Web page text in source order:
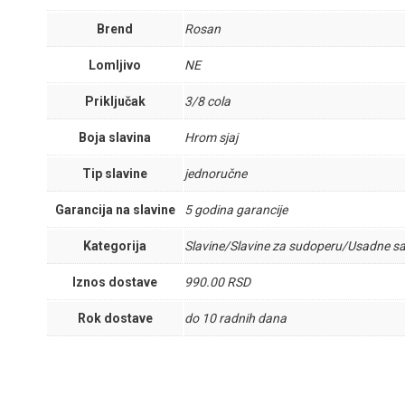
Brend Rosan
Lomljivo NE
Priključak 3/8 cola
Boja slavina Hrom sjaj
Tip slavine jednoručne
Garancija na slavine 5 godina garancije
Kategorija Slavine/Slavine za sudoperu/Usadne
Iznos dostave 990.00 RSD
Rok dostave do 10 radnih dana